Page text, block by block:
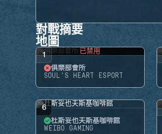
對戰摘要
地圖
1 已禁用
俱樂部會所
SOUL'S HEART ESPORT
6
杜斯妥也夫斯基咖啡館
WEIBO GAMING